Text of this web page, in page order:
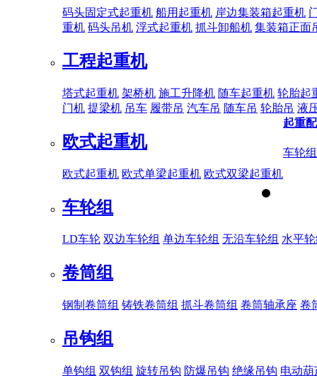
码头固定式起重机 船用起重机 岸边集装箱起重机
重机 码头吊机 浮式起重机 抓斗卸船机 集装箱正面
工程起重机
塔式起重机 架桥机 施工升降机 随车起重机 轮胎起
门机 提梁机 吊车 履带吊 汽车吊 随车吊 轮胎吊 液
欧式起重机
欧式起重机 欧式单梁起重机 欧式双梁起重机
起重
车轮组
车轮组
LD车轮 双边车轮组 单边车轮组 无沿车轮组 水平
卷筒组
钢制卷筒组 铸铁卷筒组 抓斗卷筒组 卷筒轴承座 卷
吊钩组
单钩组 双钩组 旋转吊钩 防爆吊钩 绝缘吊钩 电动